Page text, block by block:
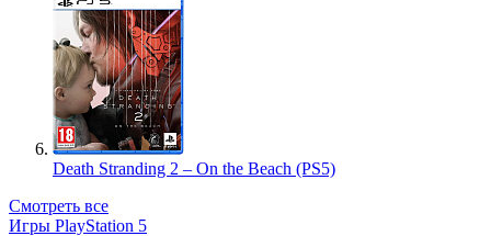
Death Stranding 2 – On the Beach (PS5)
Смотреть все
Игры PlayStation 5